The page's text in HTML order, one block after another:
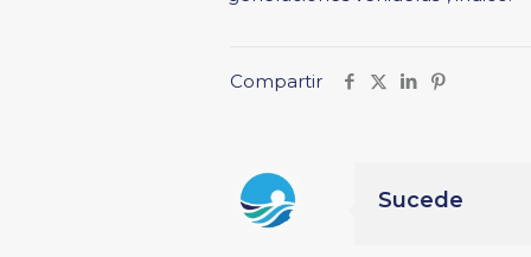
Compartir
Sucede